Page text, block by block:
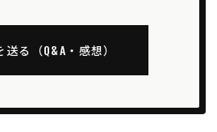
る（Q&A・感想）